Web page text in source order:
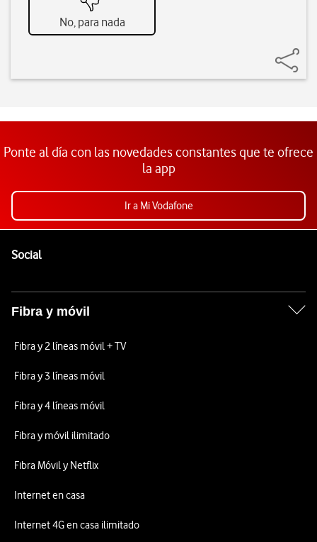
No, para nada
Ponte al día con las novedades constantes que te ofrece
la app
Ir a Mi Vodafone
SocialEnlaces a las redes sociales de Vodafone
Fibra y móvil
Fibra y 2 líneas móvil + TV
Fibra y 3 líneas móvil
Fibra y 4 líneas móvil
Fibra y móvil ilimitado
Fibra Móvil y Netflix
Internet en casa
Internet 4G en casa ilimitado